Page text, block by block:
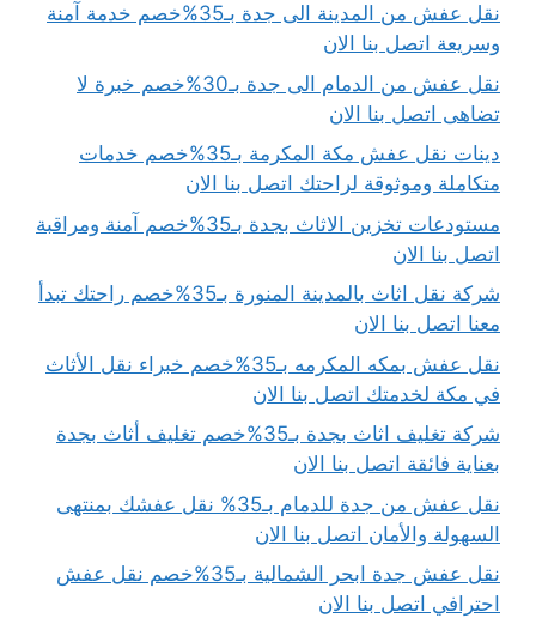
نقل عفش من المدينة الى جدة بـ35%خصم خدمة آمنة
وسريعة اتصل بنا الان
نقل عفش من الدمام الى جدة بـ30%خصم خبرة لا
تضاهى اتصل بنا الان
دينات نقل عفش مكة المكرمة بـ35%خصم خدمات
متكاملة وموثوقة لراحتك اتصل بنا الان
مستودعات تخزين الاثاث بجدة بـ35%خصم آمنة ومراقبة
اتصل بنا الان
شركة نقل اثاث بالمدينة المنورة بـ35%خصم راحتك تبدأ
معنا اتصل بنا الان
نقل عفش بمكه المكرمه بـ35%خصم خبراء نقل الأثاث
في مكة لخدمتك اتصل بنا الان
شركة تغليف اثاث بجدة بـ35%خصم تغليف أثاث بجدة
بعناية فائقة اتصل بنا الان
نقل عفش من جدة للدمام بـ35% نقل عفشك بمنتهى
السهولة والأمان اتصل بنا الان
نقل عفش جدة ابحر الشمالية بـ35%خصم نقل عفش
احترافي اتصل بنا الان